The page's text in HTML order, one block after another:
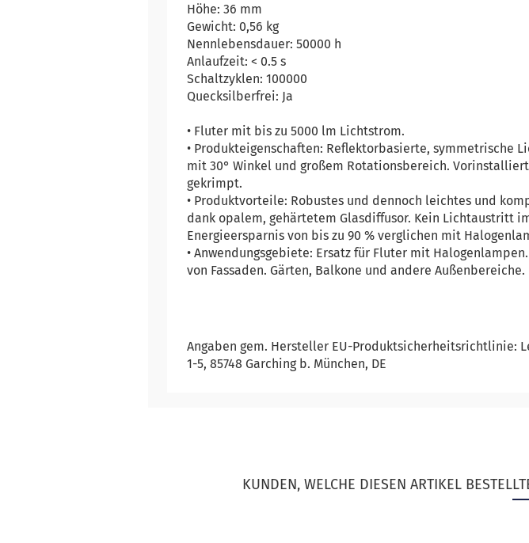
Höhe: 36 mm
Gewicht: 0,56 kg
Nennlebensdauer: 50000 h
Anlaufzeit: < 0.5 s
Schaltzyklen: 100000
Quecksilberfrei: Ja
• Fluter mit bis zu 5000 lm Lichtstrom.
• Produkteigenschaften: Reflektorbasierte, symmetrische
mit 30° Winkel und großem Rotationsbereich.
gekrimpt.
• Produktvorteile: Robustes und dennoch leichtes und
dank opalem, gehärtetem Glasdiffusor. Kein Lichtaustritt
Energieersparnis von bis zu 90 % verglichen mit
• Anwendungsgebiete: Ersatz für Fluter mit
von Fassaden. Gärten, Balkone und andere
Angaben gem. Hersteller EU-Produktsicherheitsrichtlinie:
1-5, 85748 Garching b. München, DE
KUNDEN, WELCHE DIESEN ARTIKEL